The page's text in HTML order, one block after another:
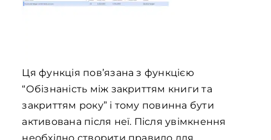
Ця функція пов’язана з функцією
“Обізнаність між закриттям книги та
закриттям року” і тому повинна бути
активована після неї. Після увімкнення